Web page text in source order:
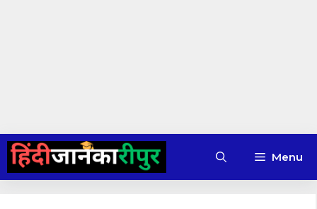
Skip
content
Menu